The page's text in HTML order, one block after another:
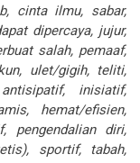
cinta ilmu, sabar,
dipercaya, jujur,
salah, pemaaf,
ulet/gigih, teliti,
inisiatif,
hemat/efisien,
pengendalian diri,
sportif, tabah,